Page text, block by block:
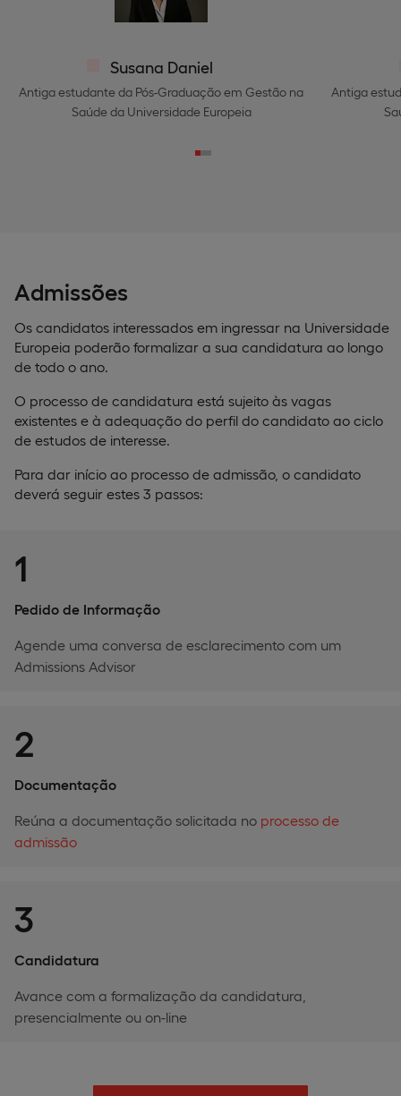
Susana Daniel
Antiga estudante da Pós-Graduação em Gestão na
Saúde da Universidade Europeia
Antiga
Admissões
Os candidatos interessados em ingressar na Universidade
Europeia poderão formalizar a sua candidatura ao longo
de todo o ano.
O processo de candidatura está sujeito às vagas
existentes e à adequação do perfil do candidato ao ciclo
de estudos de interesse.
Para dar início ao processo de admissão, o candidato
deverá seguir estes 3 passos:
1
Pedido de Informação
Agende uma conversa de esclarecimento com um
Admissions Advisor
2
Documentação
Reúna a documentação solicitada no processo de
admissão
3
Candidatura
Avance com a formalização da candidatura,
presencialmente ou on-line